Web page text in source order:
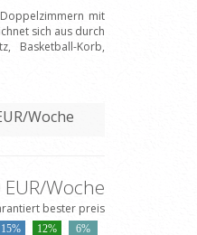
mit
sich aus durch
Basketball-Korb,
Woche
Woche
bester preis
15%
12%
6%